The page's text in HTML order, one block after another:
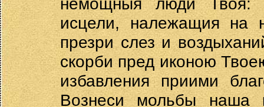
исцели, належащия на
презри слез и
скорби пред иконою
избавления приими
Вознеси мольбы наша